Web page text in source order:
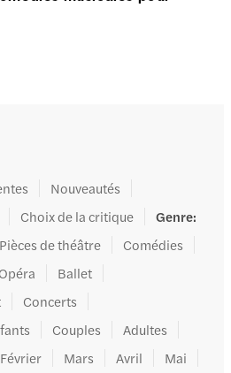
Nouveautés
Choix de la critique Genre:
Pièces de théâtre
Comédies
Opéra
Ballet
Concerts
Couples
Adultes
Février Mars Avril
Mai